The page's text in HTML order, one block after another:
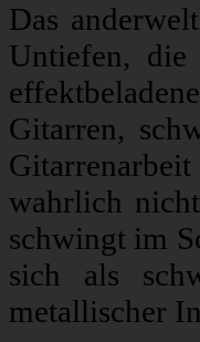
Das
Untiefen,
Gitarren,
wahrlich
schwingt im
sich als
metallischer